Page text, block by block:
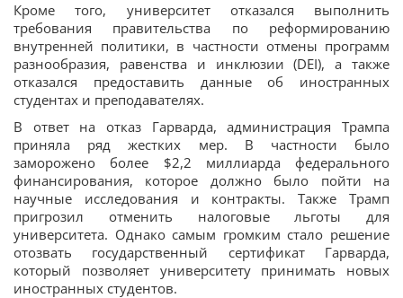
Кроме того, университет отказался выполнить
требования правительства по реформированию
внутренней политики, в частности отмены программ
разнообразия, равенства и инклюзии (DEI), а также
отказался предоставить данные об иностранных
студентах и преподавателях.
В ответ на отказ Гарварда, администрация Трампа
приняла ряд жестких мер. В частности было
заморожено более $2,2 миллиарда федерального
финансирования, которое должно было пойти на
научные исследования и контракты. Также Трамп
пригрозил отменить налоговые льготы для
университета. Однако самым громким стало решение
отозвать государственный сертификат Гарварда,
который позволяет университету принимать новых
иностранных студентов.